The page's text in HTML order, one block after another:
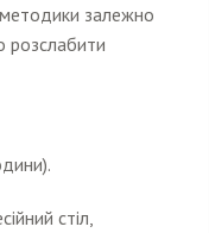
залежно
розслабити
стіл,